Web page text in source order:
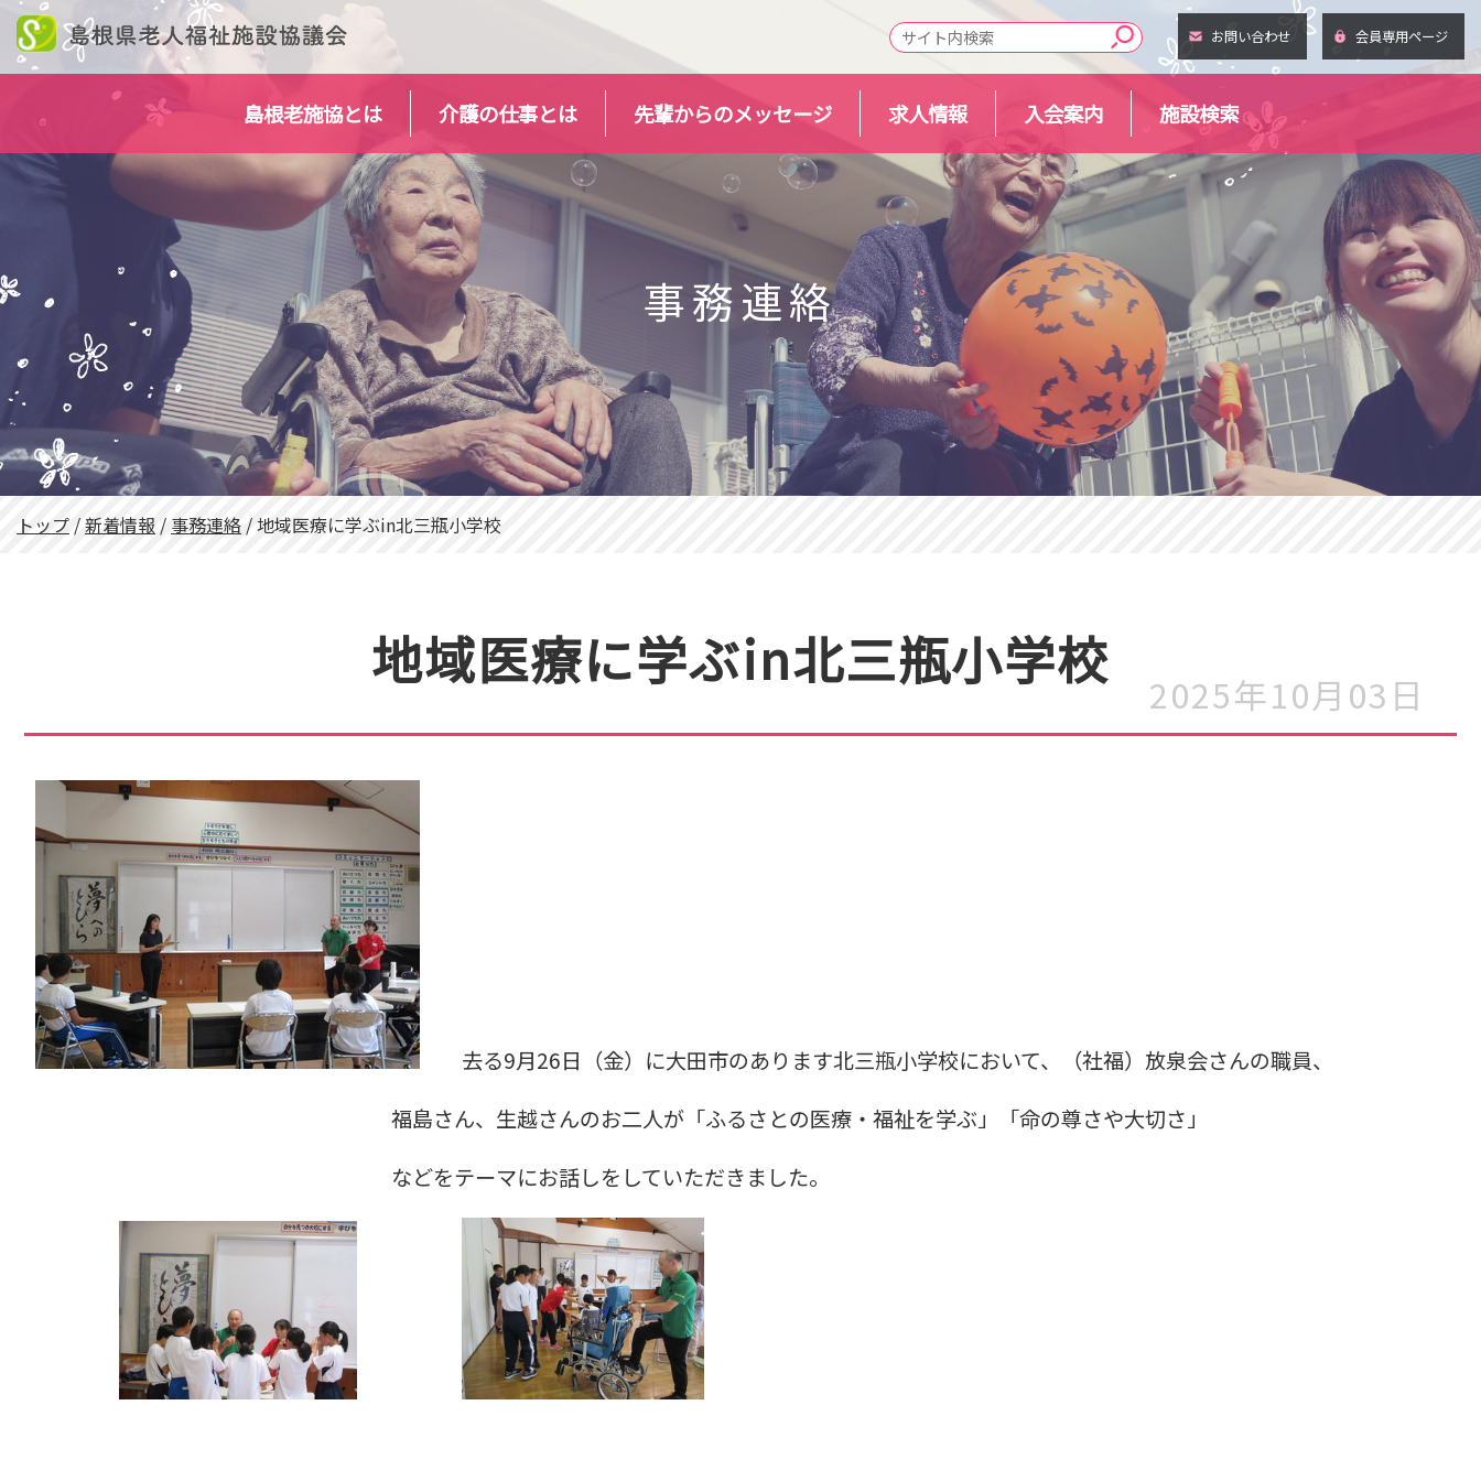
このページの本文へ
お問い合わせ 会員専用ページ
島根老施協とは 介護の仕事とは 先輩からのメッセージ 求人情報 入会案内 施設検索
事務連絡
現
トップ /新着情報 / 事務連絡 /地域医療に学ぶin北三瓶小学校
地域医療に学ぶin北三瓶小学校 2025年10月03日
去る9月26日（金）に大田市のあります北三瓶小学校において、（社福）放泉会さんの職員、
福島さん、生越さんのお二人が「ふるさとの医療・福祉を学ぶ」「命の尊さや大切さ」
などをテーマにお話しをしていただきました。